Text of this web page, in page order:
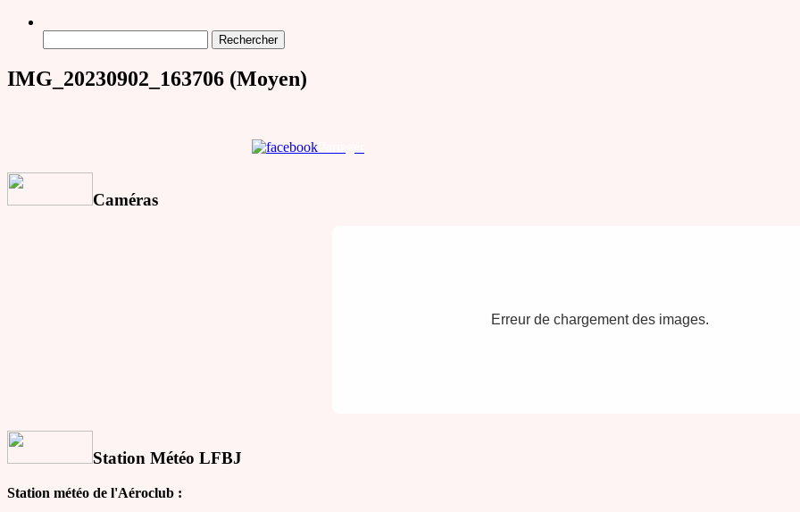
IMG_20230902_163706 (Moyen)
Caméras
Erreur de chargement des images.
Station Météo LFBJ
Station météo de l'Aéroclub :